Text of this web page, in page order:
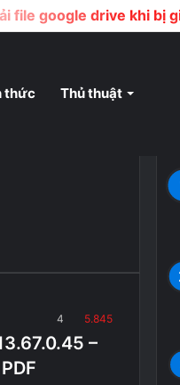
file google drive khi bị
thức Thủ thuật
4 5.845
–